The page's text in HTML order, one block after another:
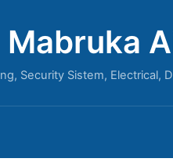
Mabruka
Security Sistem, Electrical,